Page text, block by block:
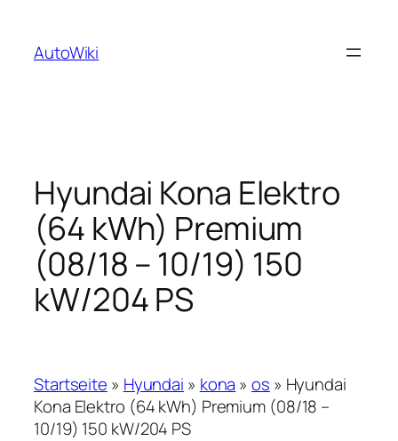
springen
AutoWiki
Hyundai Kona Elektro
(64 kWh) Premium
(08/18 – 10/19) 150
kW/204 PS
Startseite » Hyundai » kona »os » Hyundai
Kona Elektro (64 kWh) Premium (08/18 –
10/19) 150 kW/204 PS